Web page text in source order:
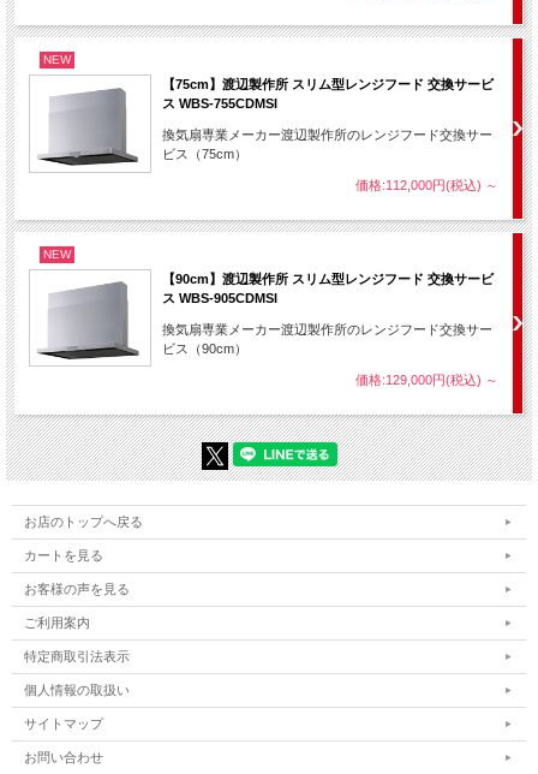
【温度調整/炊飯モード】自動で温度をキープしてくれる温度調節機能
付。炊飯機能付で、直火炊きのふっくらご飯がたった30分で炊きあがり
NEW
【75cm】渡辺製作所 スリム型レンジフード 交換サービ
ス WBS-755CDMSI
換気扇専業メーカー渡辺製作所のレンジフード交換サー
ビス（75cm）
価格:112,000円(税込) ～
NEW
【90cm】渡辺製作所 スリム型レンジフード 交換サービ
ス WBS-905CDMSI
換気扇専業メーカー渡辺製作所のレンジフード交換サー
ビス（90cm）
価格:129,000円(税込) ～
お店のトップへ戻る
カートを見る
お客様の声を見る
ご利用案内
特定商取引法表示
個人情報の取扱い
サイトマップ
お問い合わせ